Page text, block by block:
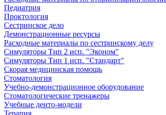
Педиатрия
Проктология
Сестринское дело
Демонстрационные ресурсы
Расходные материалы по сестринскому делу
Симуляторы Тип 2 исп. "Эконом"
Симуляторы Тип 1 исп. "Стандарт"
Скорая медицинская помощь
Стоматология
Учебно-демонстрационное оборудование
Стоматологические тренажеры
Учебные денто-модели
Терапия